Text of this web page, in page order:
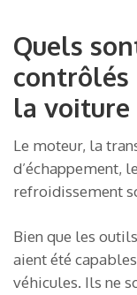
Quels
contrôlés
la voiture
Le moteur, la
d’échappement,
refroidissement
Bien que les
aient été
véhicules. Ils ne